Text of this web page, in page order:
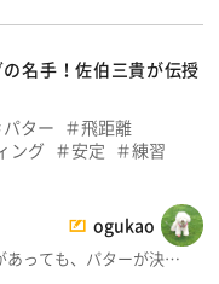
の名手！佐伯三貴が伝授
パター
飛距離
ング 安定
練習
ogukao
あっても、パターが決…